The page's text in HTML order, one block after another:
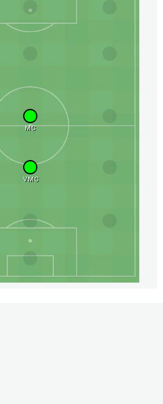
MC
VMC